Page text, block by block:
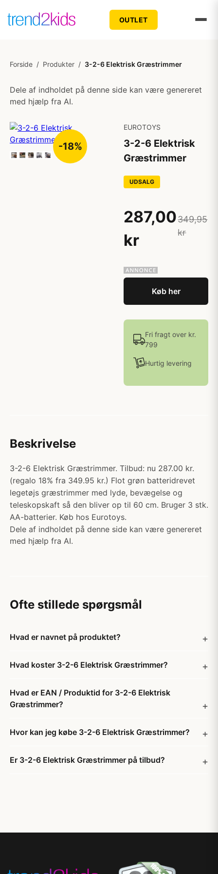
OUTLET
Forside / Produkter / 3-2-6 Elektrisk Græstrimmer
Dele af indholdet på denne side kan være genereret
med hjælp fra AI.
-18%
EUROTOYS
3-2-6 Elektrisk
Græstrimmer
UDSALG
287,00
kr
349,95
kr
Køb her
Fri fragt over kr.
799
Hurtig levering
Beskrivelse
3-2-6 Elektrisk Græstrimmer. Tilbud: nu 287.00 kr.
(regalo 18% fra 349.95 kr.) Flot grøn batteridrevet
legetøjs græstrimmer med lyde, bevægelse og
teleskopskaft så den bliver op til 60 cm. Bruger 3 stk.
AA-batterier. Køb hos Eurotoys.
Dele af indholdet på denne side kan være genereret
med hjælp fra AI.
Ofte stillede spørgsmål
Hvad er navnet på produktet?
Hvad koster 3-2-6 Elektrisk Græstrimmer?
Hvad er EAN / Produktid for 3-2-6 Elektrisk
Græstrimmer?
Hvor kan jeg købe 3-2-6 Elektrisk Græstrimmer?
Er 3-2-6 Elektrisk Græstrimmer på tilbud?